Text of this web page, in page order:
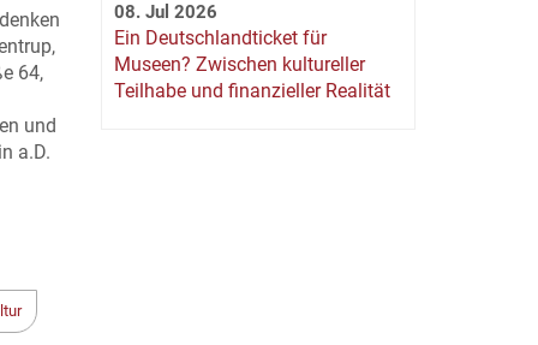
64,
und
a.D.
08. Jul 2026
Ein Deutschlandticket für
Museen? Zwischen kultureller
Teilhabe und finanzieller Realität